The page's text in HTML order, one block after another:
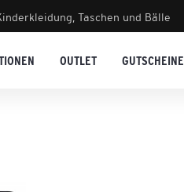
Taschen und Bälle
OUTLET GUTSCHEINE